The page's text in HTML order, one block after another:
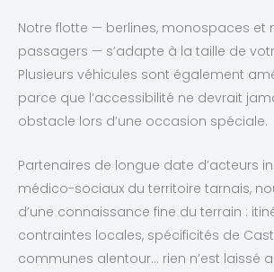
Notre flotte — berlines, monospaces et
passagers — s’adapte à la taille de
Plusieurs véhicules sont également
parce que l’accessibilité ne devrait
obstacle lors d’une occasion spéciale.
Partenaires de longue date d’acteurs
médico-sociaux du territoire tarnais,
d’une connaissance fine du terrain :
contraintes locales, spécificités de
communes alentour… rien n’est laissé